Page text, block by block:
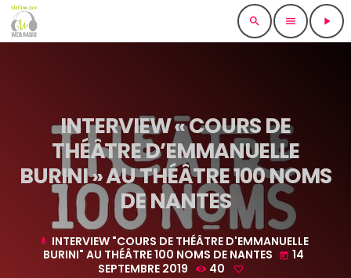
search menu play_arrow
INTERVIEW « COURS DE
THÉÂTRE D’EMMANUELLE
BURINI » AU THÉÂTRE 100 NOMS
DE NANTES
mic INTERVIEW "COURS DE THÉÂTRE D'EMMANUELLE
BURINI" AU THÉÂTRE 100 NOMS DE NANTES
today 14
SEPTEMBRE 2019
40